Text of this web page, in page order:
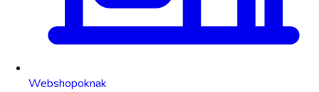
Webshopoknak